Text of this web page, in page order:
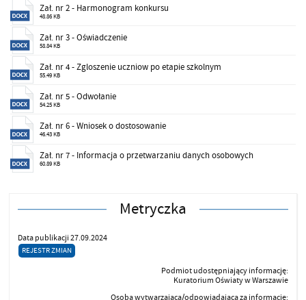
Zał. nr 2 - Harmonogram konkursu
48.86 KB
Zał. nr 3 - Oświadczenie
58.84 KB
Zał. nr 4 - Zgloszenie uczniow po etapie szkolnym
55.49 KB
Zał. nr 5 - Odwołanie
54.25 KB
Zał. nr 6 - Wniosek o dostosowanie
46.43 KB
Zał. nr 7 - Informacja o przetwarzaniu danych osobowych
60.89 KB
Metryczka
Data publikacji 27.09.2024
REJESTR ZMIAN
Podmiot udostępniający informację:
Kuratorium Oświaty w Warszawie
Osoba wytwarzająca/odpowiadająca za informację: